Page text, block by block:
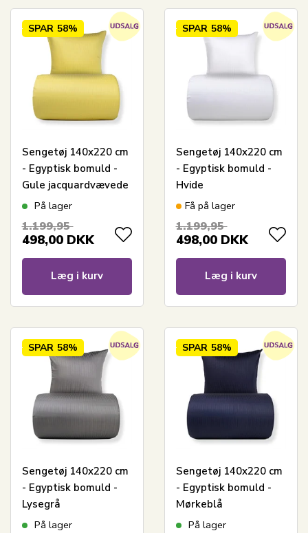
SPAR 58%
Sengetøj 140x220 cm
- Egyptisk bomuld -
Gule jacquardvævede
striber
På lager
1.199,95
498,00 DKK
Læg i kurv
SPAR 58%
Sengetøj 140x220 cm
- Egyptisk bomuld -
Hvide
jacquardvævede
Få på lager
1.199,95
498,00 DKK
Læg i kurv
SPAR 58%
Sengetøj 140x220 cm
- Egyptisk bomuld -
Lysegrå
jacquardvævede
På lager
SPAR 58%
Sengetøj 140x220 cm
- Egyptisk bomuld -
Mørkeblå
jacquardvævede
På lager